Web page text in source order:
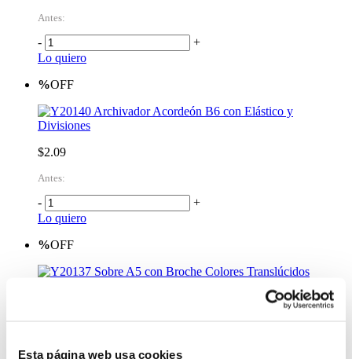
Esta página web usa cookies
Antes:
-
+
Lo quiero
%OFF
Archivador Acordeón B6 con Elástico y
Divisiones
$2.09
Antes:
-
+
Lo quiero
%OFF
Sobre A5 con Broche Colores Translúcidos